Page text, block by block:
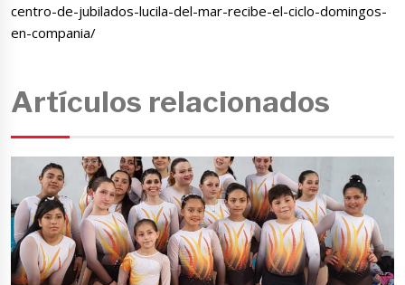
centro-de-jubilados-lucila-del-mar-recibe-el-ciclo-domingos-
en-compania/
Artículos relacionados